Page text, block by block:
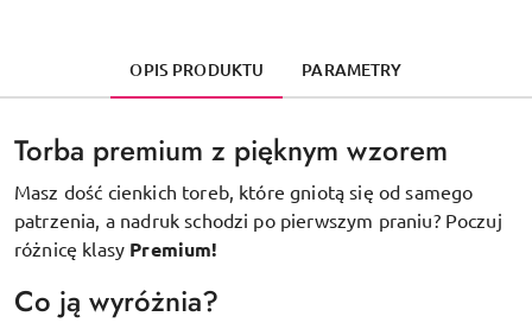
OPIS PRODUKTU PARAMETRY
Torba premium z pięknym wzorem
Masz dość cienkich toreb, które gniotą się od samego
patrzenia, a nadruk schodzi po pierwszym praniu? Poczuj
różnicę klasy Premium!
Co ją wyróżnia?